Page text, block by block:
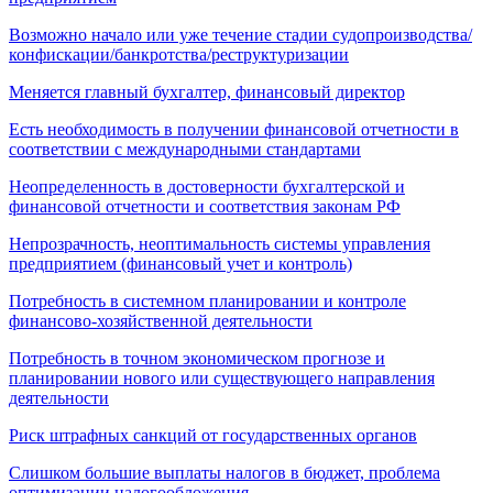
Возможно начало или уже течение стадии судопроизводства/
конфискации/банкротства/реструктуризации
Меняется главный бухгалтер, финансовый директор
Есть необходимость в получении финансовой отчетности в
соответствии с международными стандартами
Неопределенность в достоверности бухгалтерской и
финансовой отчетности и соответствия законам РФ
Непрозрачность, неоптимальность системы управления
предприятием (финансовый учет и контроль)
Потребность в системном планировании и контроле
финансово-хозяйственной деятельности
Потребность в точном экономическом прогнозе и
планировании нового или существующего направления
деятельности
Риск штрафных санкций от государственных органов
Слишком большие выплаты налогов в бюджет, проблема